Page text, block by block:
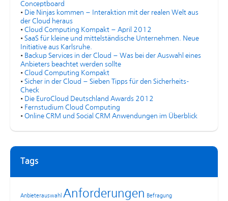
Conceptboard
• Die Ninjas kommen – Interaktion mit der realen Welt aus
der Cloud heraus
• Cloud Computing Kompakt – April 2012
• SaaS für kleine und mittelständische Unternehmen. Neue
Initiative aus Karlsruhe.
• Backup Services in der Cloud – Was bei der Auswahl eines
Anbieters beachtet werden sollte
• Cloud Computing Kompakt
• Sicher in der Cloud – Sieben Tipps für den Sicherheits-
Check
• Die EuroCloud Deutschland Awards 2012
• Fernstudium Cloud Computing
• Online CRM und Social CRM Anwendungen im Überblick
Tags
Anbieterauswahl Anforderungen Befragung